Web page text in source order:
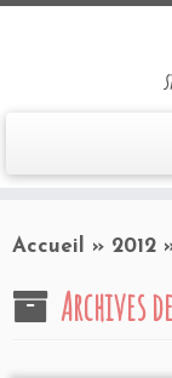
Accueil » 2012
Archives